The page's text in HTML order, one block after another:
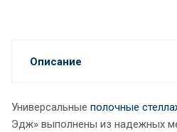
Описание
Универсальные полочные
Эдж» выполнены из надежных